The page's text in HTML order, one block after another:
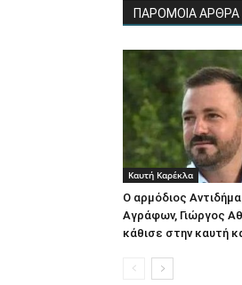
ΠΑΡΟΜΟΙΑ ΑΡΘΡΑ
Καυτή Καρέκλα
Ο αρμόδιος
Αγράφων, Γιώργος
κάθισε στην καυτή